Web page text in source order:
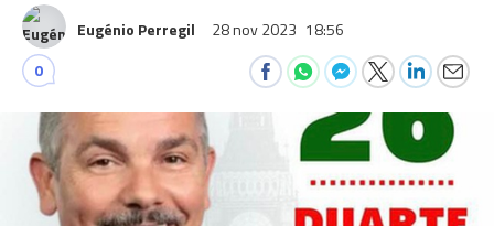
Eugénio Perregil 28 nov 2023 18:56
0